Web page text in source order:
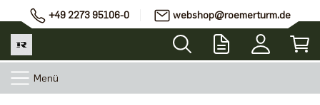
+49 2273 95106-0 webshop@roemerturm.de
Menü